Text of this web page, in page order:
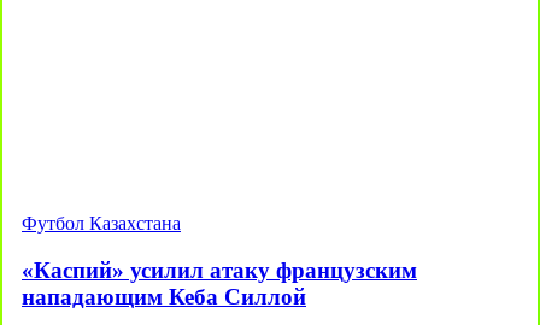
Футбол Казахстана
«Каспий» усилил атаку французским
нападающим Кеба Силлой